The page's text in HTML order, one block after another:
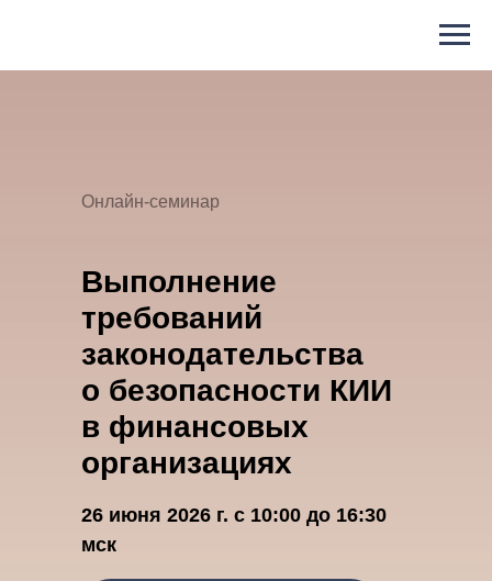
Выполнение
требований
законодательства
о безопасности КИИ
в финансовых
организациях
Онлайн-семинар
26 июня 2026 г. с 10:00 до 16:30
мск